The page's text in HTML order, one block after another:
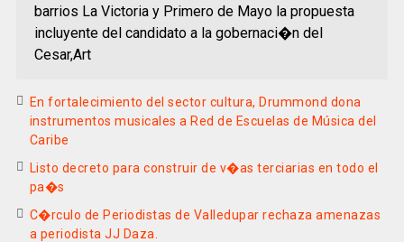
barrios La Victoria y Primero de Mayo la propuesta
incluyente del candidato a la gobernaci�n del
Cesar,Art
En fortalecimiento del sector cultura, Drummond dona
instrumentos musicales a Red de Escuelas de Música del
Caribe
Listo decreto para construir de v�as terciarias en todo el
pa�s
C�rculo de Periodistas de Valledupar rechaza amenazas
a periodista JJ Daza.